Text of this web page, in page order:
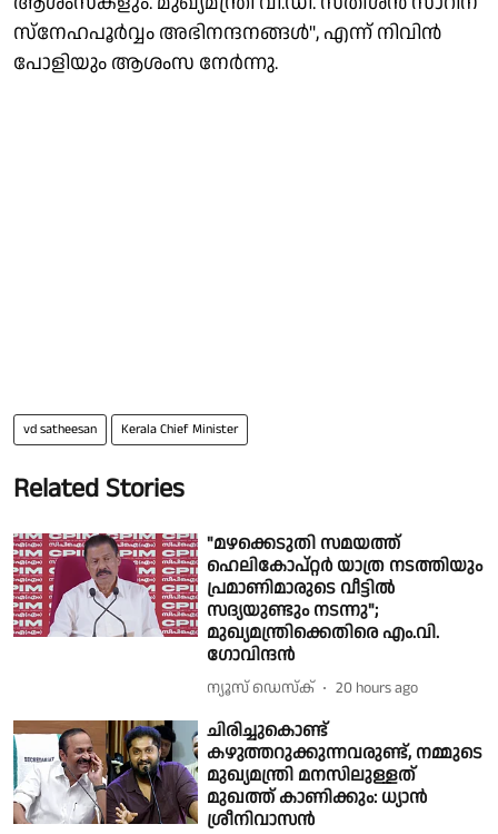
സ്നേഹപൂർവ്വം അഭിനന്ദനങ്ങൾ", എന്ന് നിവിന്‍
പോളിയും ആശംസ നേർന്നു.
vd satheesan Kerala Chief Minister
Related Stories
"മഴക്കെടുതി സമയത്ത്
ഹെലികോപ്റ്റർ യാത്ര നടത്തിയും
പ്രമാണിമാരുടെ വീട്ടിൽ
സദ്യയുണ്ടും നടന്നു";
മുഖ്യമന്ത്രിക്കെതിരെ എം.വി.
ഗോവിന്ദൻ
ന്യൂസ് ഡെസ്ക് 20 hours ago
ചിരിച്ചുകൊണ്ട്
കഴുത്തറുക്കുന്നവരുണ്ട്, നമ്മുടെ
മുഖ്യമന്ത്രി മനസിലുള്ളത്
മുഖത്ത് കാണിക്കും: ധ്യാൻ
ശ്രീനിവാസൻ